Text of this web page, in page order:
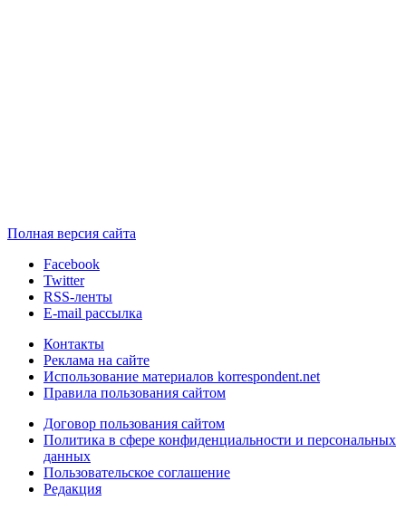
Полная версия сайта
Facebook
Twitter
RSS-ленты
E-mail рассылка
Контакты
Реклама на сайте
Использование материалов korrespondent.net
Правила пользования сайтом
Договор пользования сайтом
Политика в сфере конфиденциальности и персональных
данных
Пользовательское соглашение
Редакция